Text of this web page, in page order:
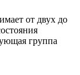
от двух до
группа